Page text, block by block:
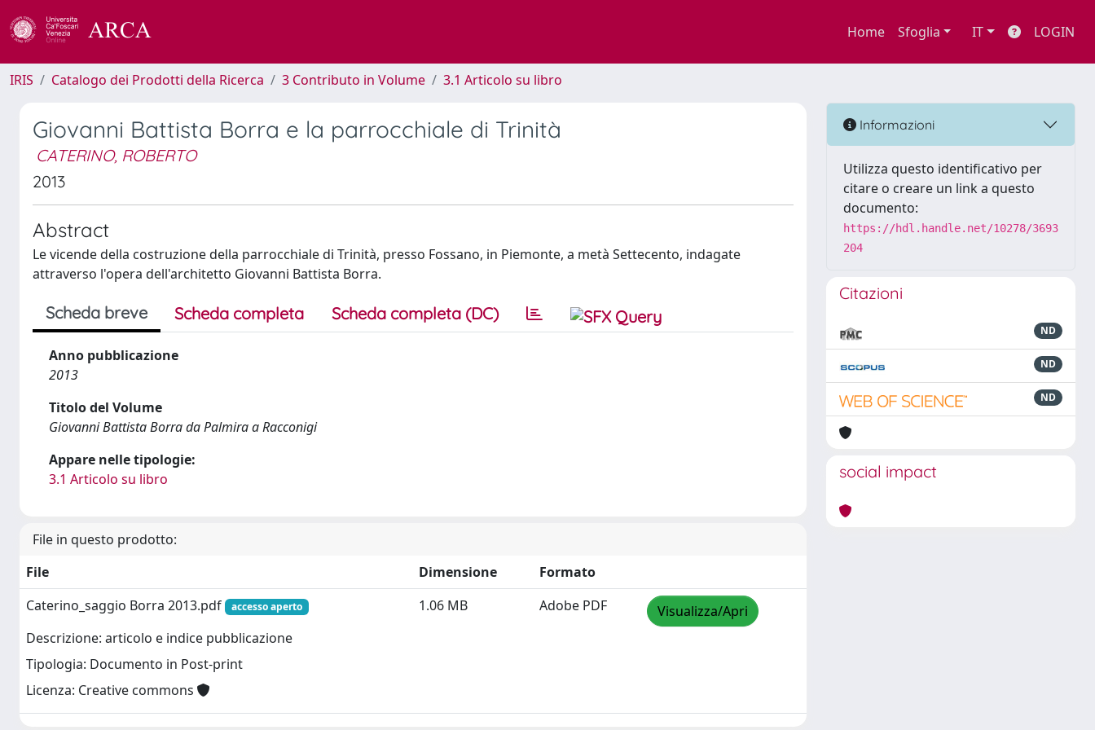
Home Sfoglia IT LOGIN
IRIS Catalogo dei Prodotti della Ricerca 3 Contributo in Volume 3.1 Articolo su libro
Giovanni Battista Borra e la parrocchiale di Trinità
CATERINO, ROBERTO
2013
Abstract
Le vicende della costruzione della parrocchiale di Trinità, presso Fossano, in Piemonte, a metà Settecento, indagate
attraverso l'opera dell'architetto Giovanni Battista Borra.
Scheda breve Scheda completa Scheda completa (DC)
Anno pubblicazione
2013
Titolo del Volume
Giovanni Battista Borra da Palmira a Racconigi
Appare nelle tipologie:
3.1 Articolo su libro
File in questo prodotto:
File
Dimensione
Formato
Caterino_saggio Borra 2013.pdf
accesso aperto
Descrizione: articolo e indice pubblicazione
Tipologia: Documento in Post-print
Licenza: Creative commons
1.06 MB Adobe PDF Visualizza/Apri
Informazioni
Utilizza questo identificativo per
citare o creare un link a questo
documento:
https://hdl.handle.net/10278/3693
204
Citazioni
ND
ND
ND
social impact